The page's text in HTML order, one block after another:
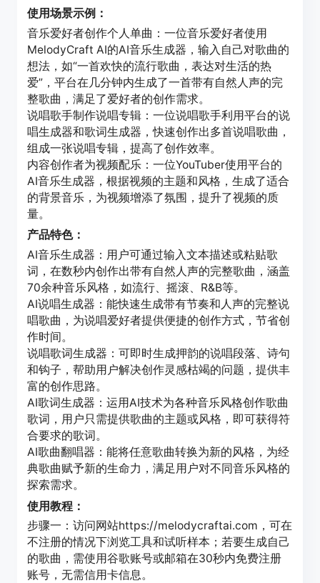
使用场景示例：
音乐爱好者创作个人单曲：一位音乐爱好者使用
MelodyCraft AI的AI音乐生成器，输入自己对歌曲的
想法，如“一首欢快的流行歌曲，表达对生活的热
爱”，平台在几分钟内生成了一首带有自然人声的完
整歌曲，满足了爱好者的创作需求。
说唱歌手制作说唱专辑：一位说唱歌手利用平台的说
唱生成器和歌词生成器，快速创作出多首说唱歌曲，
组成一张说唱专辑，提高了创作效率。
内容创作者为视频配乐：一位YouTuber使用平台的
AI音乐生成器，根据视频的主题和风格，生成了适合
的背景音乐，为视频增添了氛围，提升了视频的质
量。
产品特色：
AI音乐生成器：用户可通过输入文本描述或粘贴歌
词，在数秒内创作出带有自然人声的完整歌曲，涵盖
70余种音乐风格，如流行、摇滚、R&B等。
AI说唱生成器：能快速生成带有节奏和人声的完整说
唱歌曲，为说唱爱好者提供便捷的创作方式，节省创
作时间。
说唱歌词生成器：可即时生成押韵的说唱段落、诗句
和钩子，帮助用户解决创作灵感枯竭的问题，提供丰
富的创作思路。
AI歌词生成器：运用AI技术为各种音乐风格创作歌曲
歌词，用户只需提供歌曲的主题或风格，即可获得符
合要求的歌词。
AI歌曲翻唱器：能将任意歌曲转换为新的风格，为经
典歌曲赋予新的生命力，满足用户对不同音乐风格的
探索需求。
使用教程：
步骤一：访问网站https://melodycraftai.com，可在
不注册的情况下浏览工具和试听样本；若要生成自己
的歌曲，需使用谷歌账号或邮箱在30秒内免费注册
账号，无需信用卡信息。